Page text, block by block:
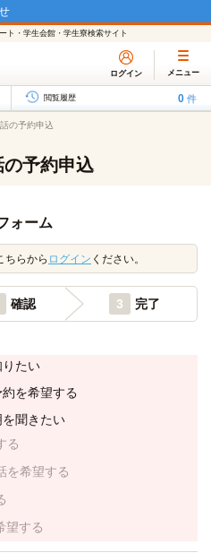
ト・学生会館・学生寮検索サイト
ログイン メニュー
閲覧履歴 0 件
の予約申込
予約申込
ォーム
ちらから ログイン ください。
確認 3 完了
たい
を希望する
聞きたい
る
を希望する
望する